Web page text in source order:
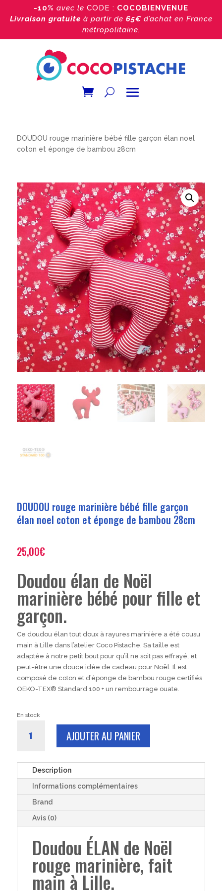
-10% avec le CODE : COCOBIENVENUE
Livraison gratuite à partir de 65€ d’achat en France
métropolitaine.
DOUDOU rouge marinière bébé fille garçon élan noel
coton et éponge de bambou 28cm
DOUDOU rouge marinière bébé fille garçon
élan noel coton et éponge de bambou 28cm
25,00€
Doudou élan de Noël
marinière bébé pour fille et
garçon.
Ce doudou élan tout doux à rayures marinière a été cousu
main à Lille dans l’atelier Coco Pistache. Sa taille est
adaptée à notre petit bout pour qu’il ne soit pas effrayé, et
peut-être une douce idée de cadeau pour Noël. Il est
composé de coton et d’éponge de bambou rouge certifiés
OEKO-TEX® Standard 100 + un rembourrage ouate.
En stock
marinière
bébé
garçon
élan
noel
éponge
bambou
AJOUTER AU PANIER
Description
Informations complémentaires
Brand
Avis (0)
Doudou ÉLAN de Noël
rouge marinière, fait
main à Lille.